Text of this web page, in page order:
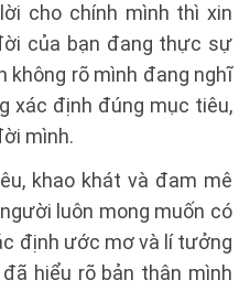
cho chính mình thì xin
của bạn đang thực sự
không rõ mình đang nghĩ
xác định đúng mục tiêu,
mình.
khao khát và đam mê
luôn mong muốn có
định ước mơ và lí tưởng
hiểu rõ bản thân mình